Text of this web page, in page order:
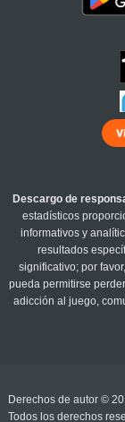
Descargo de
estadísticos
informativos y
resultados
significativo; por
pueda permitirse
adicción al juego,
Derechos de autor ©
Todos los derechos